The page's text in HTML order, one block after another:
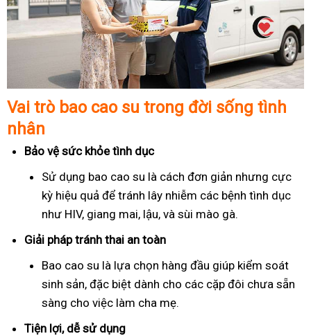
Vai trò bao cao su trong đời sống tình
nhân
Bảo vệ sức khỏe tình dục
Sử dụng bao cao su là cách đơn giản nhưng cực
kỳ hiệu quả để tránh lây nhiễm các bệnh tình dục
như HIV, giang mai, lậu, và sùi mào gà.
Giải pháp tránh thai an toàn
Bao cao su là lựa chọn hàng đầu giúp kiểm soát
sinh sản, đặc biệt dành cho các cặp đôi chưa sẵn
sàng cho việc làm cha mẹ.
Tiện lợi, dễ sử dụng